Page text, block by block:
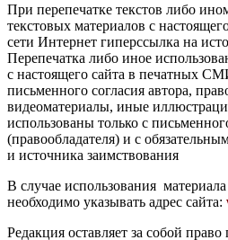
При перепечатке текстов либо
текстовых материалов с
сети Интернет гиперссылка на
Перепечатка либо иное
с настоящего сайта в печатных
письменного согласия автора,
видеоматериалы, иные
использованы только с
(правообладателя) и с
и источника заимствования
В случае использования
необходимо указывать адрес сайта:
Редакция оставляет за собой